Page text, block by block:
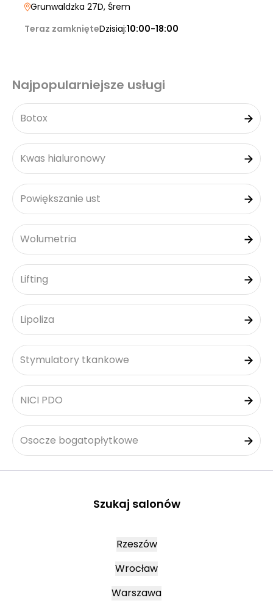
Grunwaldzka 27D, Śrem
Teraz zamknięteDzisiaj:10:00-18:00
Najpopularniejsze usługi
Botox
Kwas hialuronowy
Powiększanie ust
Wolumetria
Lifting
Lipoliza
Stymulatory tkankowe
NICI PDO
Osocze bogatopłytkowe
Szukaj salonów
Rzeszów
Wrocław
Warszawa